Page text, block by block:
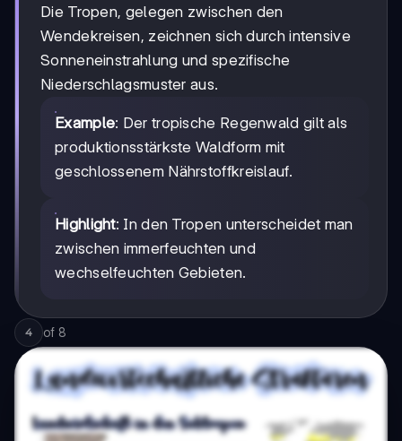
Die Tropen, gelegen zwischen den
Wendekreisen, zeichnen sich durch intensive
Sonneneinstrahlung und spezifische
Niederschlagsmuster aus.
Example: Der tropische Regenwald gilt als
produktionsstärkste Waldform mit
geschlossenem Nährstoffkreislauf.
Highlight: In den Tropen unterscheidet man
zwischen immerfeuchten und
wechselfeuchten Gebieten.
4 of 8